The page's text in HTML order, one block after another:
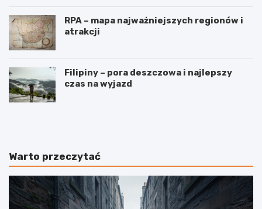
RPA – mapa najważniejszych regionów i
atrakcji
Filipiny – pora deszczowa i najlepszy
czas na wyjazd
W
e
m
a
p
a
3
r
e
s
u
j
Warto przeczytać